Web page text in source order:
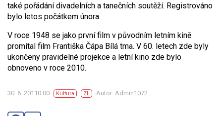
také pořádání divadelních a tanečních soutěží. Registrováno
bylo letos počátkem února.
V roce 1948 se jako první film v původním letním kině
promítal film Františka Čápa Bílá tma. V 60. letech zde byly
ukončeny pravidelné projekce a letní kino zde bylo
obnoveno v roce 2010.
30. 6. 20110:00 Kultura ZL Autor: Admin1072